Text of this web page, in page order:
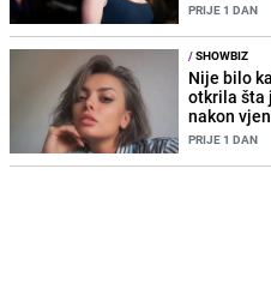
PRIJE 1 DAN
/SHOWBIZ
Nije bilo
otkrila šta
nakon
PRIJE 1 DAN